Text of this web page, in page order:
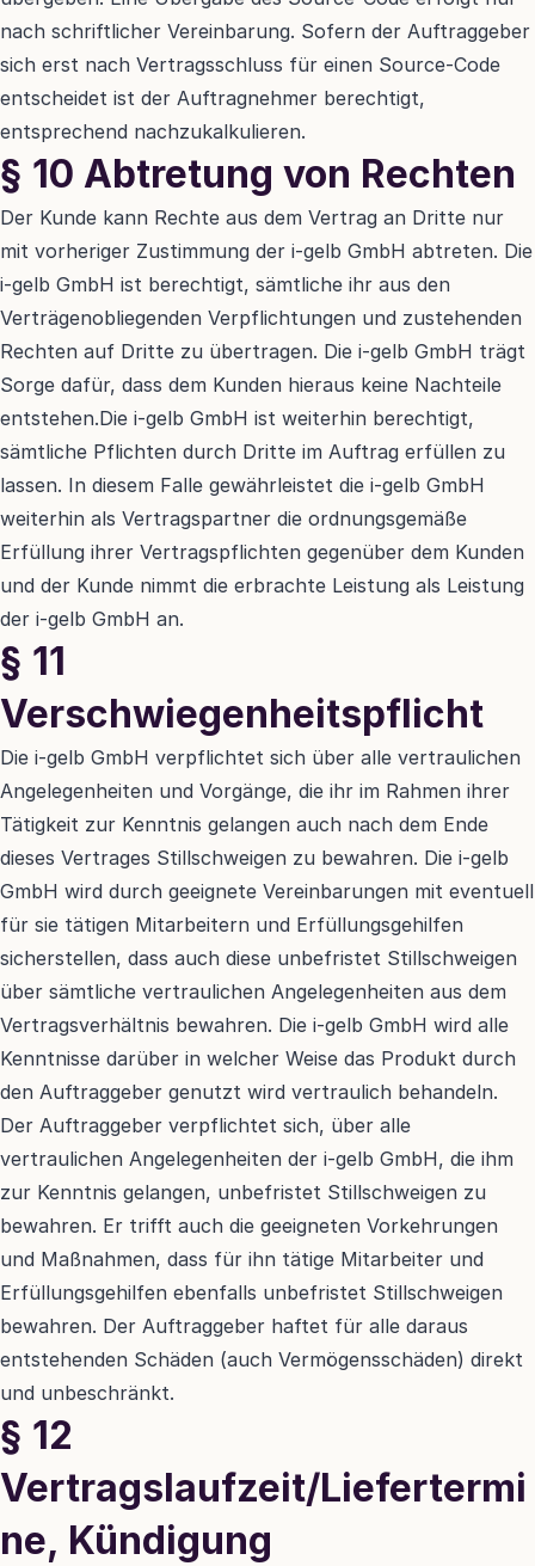
nach schriftlicher Vereinbarung. Sofern der Auftraggeber
sich erst nach Vertragsschluss für einen Source-Code
entscheidet ist der Auftragnehmer berechtigt,
entsprechend nachzukalkulieren.
§ 10 Abtretung von Rechten
Der Kunde kann Rechte aus dem Vertrag an Dritte nur
mit vorheriger Zustimmung der i-gelb GmbH abtreten. Die
i-gelb GmbH ist berechtigt, sämtliche ihr aus den
Verträgenobliegenden Verpflichtungen und zustehenden
Rechten auf Dritte zu übertragen. Die i-gelb GmbH trägt
Sorge dafür, dass dem Kunden hieraus keine Nachteile
entstehen.Die i-gelb GmbH ist weiterhin berechtigt,
sämtliche Pflichten durch Dritte im Auftrag erfüllen zu
lassen. In diesem Falle gewährleistet die i-gelb GmbH
weiterhin als Vertragspartner die ordnungsgemäße
Erfüllung ihrer Vertragspflichten gegenüber dem Kunden
und der Kunde nimmt die erbrachte Leistung als Leistung
der i-gelb GmbH an.
§ 11
Verschwiegenheitspflicht
Die i-gelb GmbH verpflichtet sich über alle vertraulichen
Angelegenheiten und Vorgänge, die ihr im Rahmen ihrer
Tätigkeit zur Kenntnis gelangen auch nach dem Ende
dieses Vertrages Stillschweigen zu bewahren. Die i-gelb
GmbH wird durch geeignete Vereinbarungen mit eventuell
für sie tätigen Mitarbeitern und Erfüllungsgehilfen
sicherstellen, dass auch diese unbefristet Stillschweigen
über sämtliche vertraulichen Angelegenheiten aus dem
Vertragsverhältnis bewahren. Die i-gelb GmbH wird alle
Kenntnisse darüber in welcher Weise das Produkt durch
den Auftraggeber genutzt wird vertraulich behandeln.
Der Auftraggeber verpflichtet sich, über alle
vertraulichen Angelegenheiten der i-gelb GmbH, die ihm
zur Kenntnis gelangen, unbefristet Stillschweigen zu
bewahren. Er trifft auch die geeigneten Vorkehrungen
und Maßnahmen, dass für ihn tätige Mitarbeiter und
Erfüllungsgehilfen ebenfalls unbefristet Stillschweigen
bewahren. Der Auftraggeber haftet für alle daraus
entstehenden Schäden (auch Vermögensschäden) direkt
und unbeschränkt.
§ 12
Vertragslaufzeit/Liefertermi
ne, Kündigung